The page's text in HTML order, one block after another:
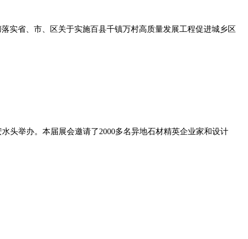
实省、市、区关于实施百县千镇万村高质量发展工程促进城乡区
头举办。本届展会邀请了2000多名异地石材精英企业家和设计